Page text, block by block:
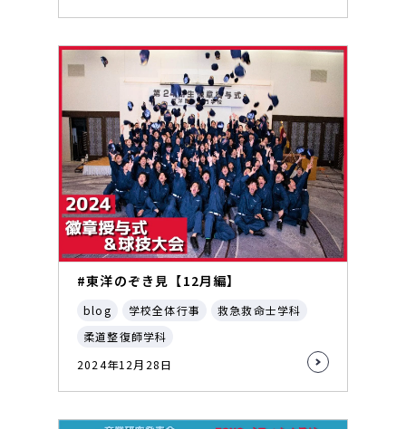
#東洋のぞき見【12月編】
blog 学校全体行事
救急救命士学科
柔道整復師学科
2024年12月28日